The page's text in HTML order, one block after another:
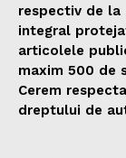
respectiv de la
integral
articolele
maxim 500 de
Cerem
dreptului de